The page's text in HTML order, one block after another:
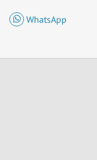
WhatsApp